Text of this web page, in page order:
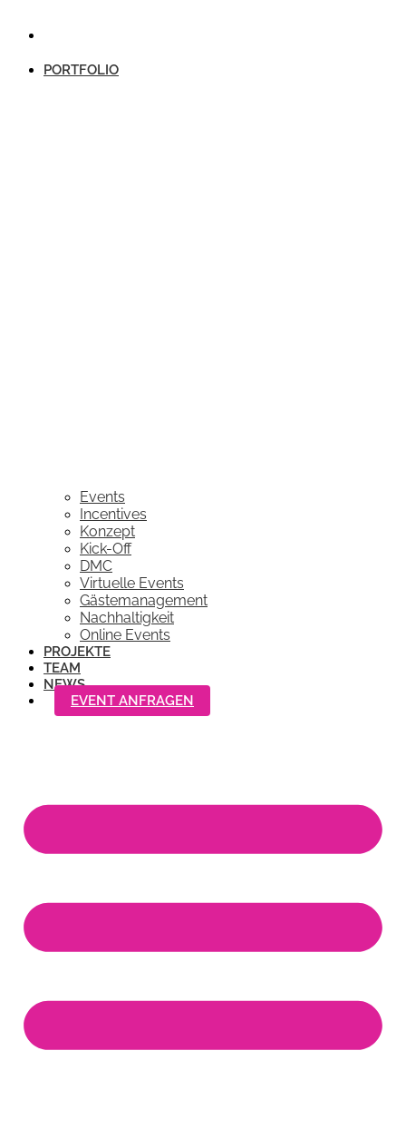
PORTFOLIO
Events
Incentives
Konzept
Kick-Off
DMC
Virtuelle Events
Gästemanagement
Nachhaltigkeit
Online Events
PROJEKTE
TEAM
NEWS
EVENT ANFRAGEN